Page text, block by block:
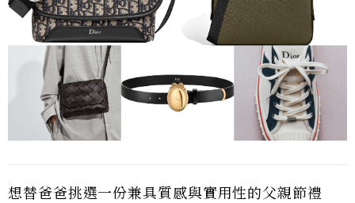
想替爸爸挑選一份兼具質感與實用性的父親節禮